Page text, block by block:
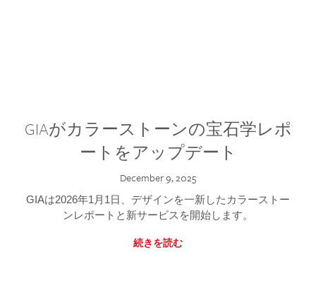
GIAがカラーストーンの宝石学レポ
ートをアップデート
December 9, 2025
GIAは2026年1月1日、デザインを一新したカラーストー
ンレポートと新サービスを開始します。
続きを読む